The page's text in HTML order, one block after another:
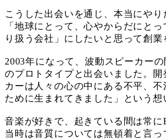
こうした出会いを通じ、本当にやり
「地球にとって、心やからだにと
り扱う会社」にしたいと思って創業
2003年になって、波動スピーカー
のプロトタイプと出会いました。開
カーは人々の心の中にある不平、不
ために生まれてきました」という想
音楽が好きで、起きている間は常に
当時は音質については無頓着と言っ